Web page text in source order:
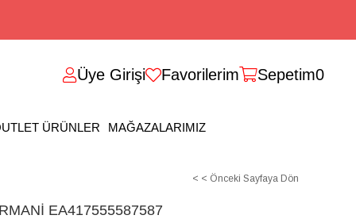
Üye Girişi Favorilerim Sepetim0
ÜRÜNLER MAĞAZALARIMIZ
< < Önceki Sayfaya Dön
EA417555587587